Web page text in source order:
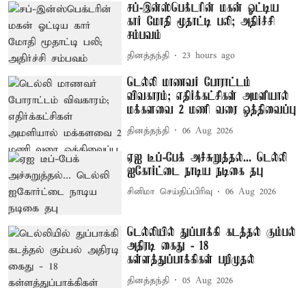
சப்-இன்ஸ்பெக்டரின் மகன் ஓட்டிய
கார் மோதி மூதாட்டி பலி; அதிர்ச்சி
சம்பவம்
தினத்தந்தி 23 hours ago
டெல்லி மாணவர் போராட்டம்
விவகாரம்; எதிர்க்கட்சிகள் அமளியால்
மக்களவை 2 மணி வரை ஒத்திவைப்பு
தினத்தந்தி 06 Aug 2026
ஏஐ டீப்-பேக் அச்சுறுத்தல்... டெல்லி
ஐகோர்ட்டை நாடிய நடிகை தபு
சினிமா செய்திப்பிரிவு 06 Aug 2026
டெல்லியில் துப்பாக்கி கடத்தல் கும்பல்
அதிரடி கைது - 18
கள்ளத்துப்பாக்கிகள் பறிமுதல்
தினத்தந்தி 05 Aug 2026